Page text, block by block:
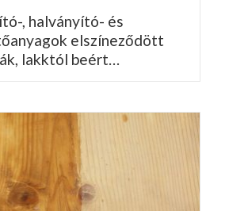
, halványító- és
elszíneződött
lakktól beért…